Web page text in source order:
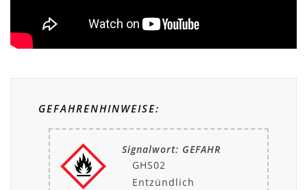
GEFAHRENHINWEISE:
Signalwort: GEFAHR
GHS02
Entzündlich